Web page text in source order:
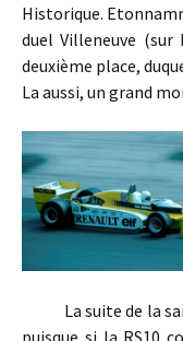
Historique.
duel Villeneuve
deuxième place,
La aussi, un grand
La suite de la